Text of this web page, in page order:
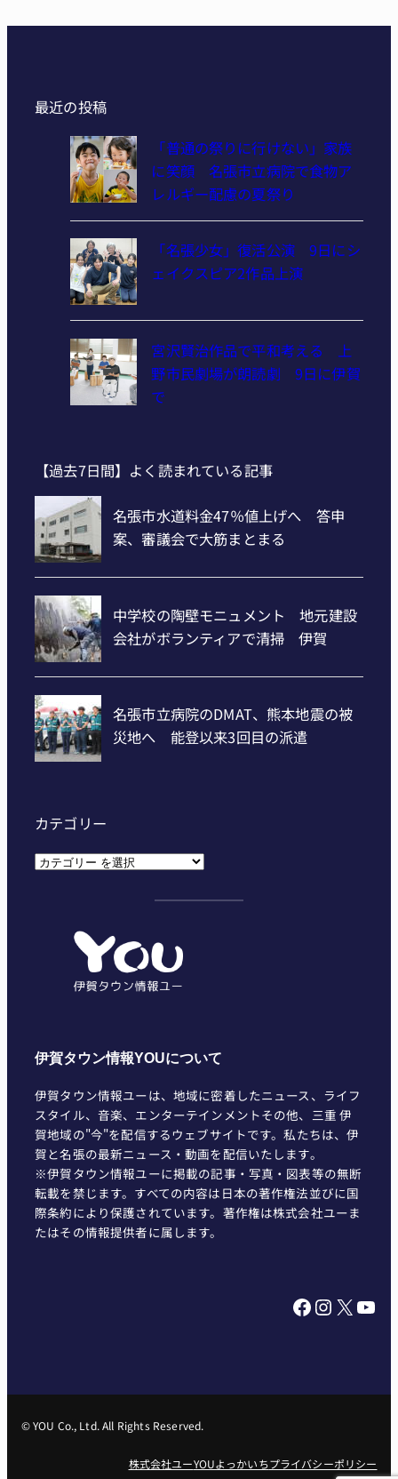
最近の投稿
「普通の祭りに行けない」家族
に笑顔 名張市立病院で食物ア
レルギー配慮の夏祭り
「名張少女」復活公演 9日にシ
ェイクスピア2作品上演
宮沢賢治作品で平和考える 上
野市民劇場が朗読劇 9日に伊賀
で
【過去7日間】よく読まれている記事
カテゴリー
カ
伊賀タウン情報YOUについて
伊賀タウン情報ユーは、地域に密着したニュース、ライフ
スタイル、音楽、エンターテインメントその他、三重 伊
賀地域の"今"を配信するウェブサイトです。私たちは、伊
賀と名張の最新ニュース・動画を配信いたします。
※伊賀タウン情報ユーに掲載の記事・写真・図表等の無断
転載を禁じます。すべての内容は日本の著作権法並びに国
際条約により保護されています。著作権は株式会社ユーま
たはその情報提供者に属します。
Facebook InstagramX YouTube
© YOU Co., Ltd. All Rights Reserved.
株式会社ユーYOUよっかいちプライバシーポリシー